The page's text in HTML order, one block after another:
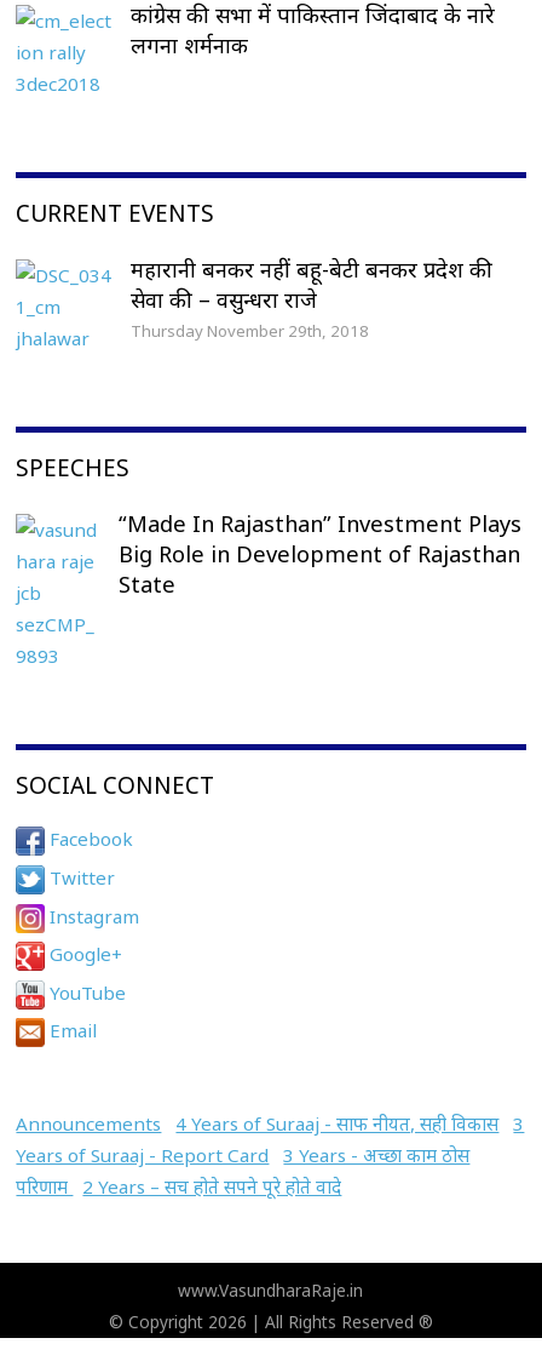
कांग्रेस की सभा में पाकिस्तान जिंदाबाद के नारे
लगना शर्मनाक
CURRENT EVENTS
महारानी बनकर नहीं बहू-बेटी बनकर प्रदेश की
सेवा की – वसुन्धरा राजे
Thursday November 29th, 2018
SPEECHES
“Made In Rajasthan” Investment Plays
Big Role in Development of Rajasthan
State
SOCIAL CONNECT
Facebook
Twitter
Instagram
Google+
YouTube
Email
Announcements 4 Years of Suraaj - साफ नीयत, सही विकास 3
Years of Suraaj - Report Card
3 Years - अच्छा काम ठोस
परिणाम
2 Years – सच होते सपने पूरे होते वादे
www.VasundharaRaje.in
© Copyright 2026 | All Rights Reserved ®